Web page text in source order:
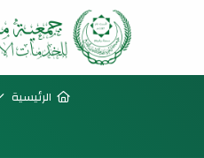
الرئيسية